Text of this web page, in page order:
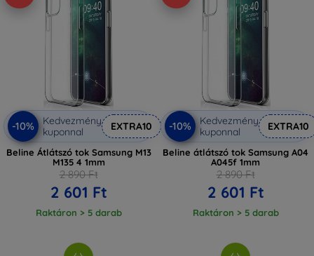
-10%
Kedvezmény
kuponnal
EXTRA10
Beline Átlátszó tok Samsung M13
M135 4 1mm
2 890 Ft
2 601 Ft
Raktáron > 5 darab
-10%
Kedvezmény
kuponnal
EXTRA10
Beline átlátszó tok Samsung A04
A045f 1mm
2 890 Ft
2 601 Ft
Raktáron > 5 darab